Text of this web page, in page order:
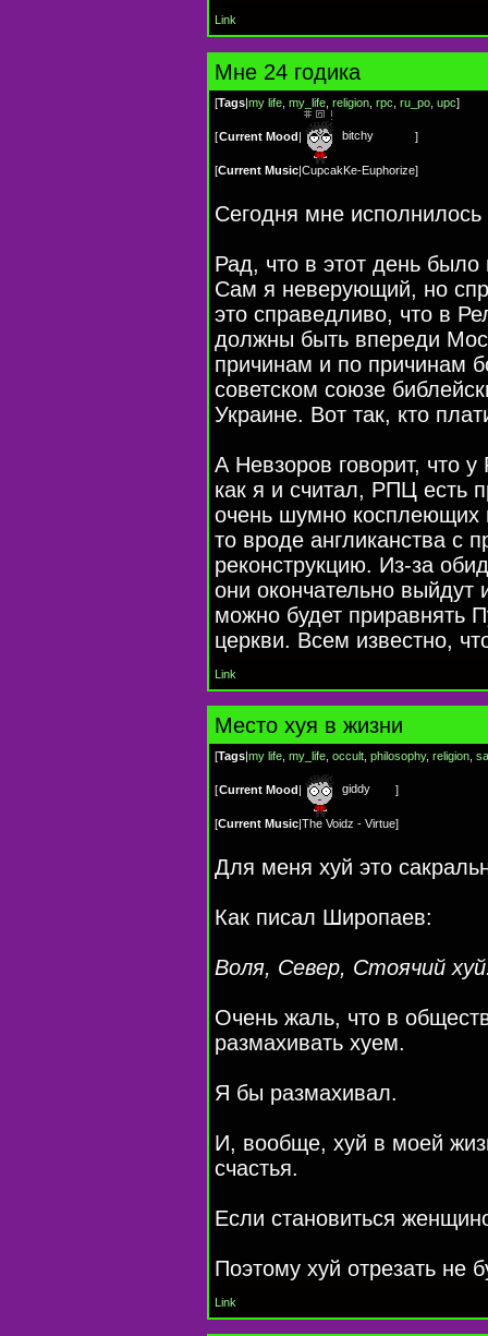
Link
Мне 24 годика
[Tags|my life my_life religion rpc ru_po upc]
[Current Mood| bitchy ]
[Current Music|СupcakKe-Euphorize]
Сегодня мне исполнилось
Рад, что в этот день
Сам я неверующий, но
это справедливо, что в
должны быть впереди
причинам и по причинам
советском союзе
Украине. Вот так, кто
А Невзоров говорит, что
как я и считал, РПЦ есть
очень шумно косплеющих
то вроде англиканства с
реконструкцию. Из-за
они окончательно выйдут
можно будет приравнять
церкви. Всем известно,
Link
Место хуя в жизни
[Tags|my life my_life occult philosophy, religion
[Current Mood| giddy ]
[Current Music|The Voidz - Virtue]
Для меня хуй это
Как писал Широпаев:
Воля, Север, Стоячий
Очень жаль, что в
размахивать хуем.
Я бы размахивал.
И, вообще, хуй в моей
счастья.
Если становиться
Поэтому хуй отрезать не
Link